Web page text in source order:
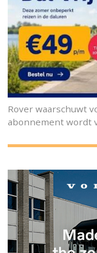
Rover waarschuwt
abonnement wordt